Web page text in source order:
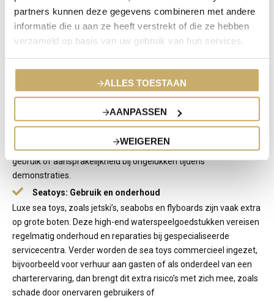
partners kunnen deze gegevens combineren met andere
informatie die u aan ze heeft verstrekt of die ze hebben
verzameld op basis van uw gebruik van hun services.
ALLES TOESTAAN
AANPASSEN
WEIGEREN
hiervoor zijn doorgaans aanzienlijk hoger dan bij standaard
boten. Denk aan dekking voor berging, transport en herstel door
gespecialiseerde vakmensen.
Demovaarten: inzet voor demonstraties en impact op
Sommige jachten, zoals Wajers, worden door de fabrikant of
hiervoor beschikbaar stellen, kunnen korting krijgen op de
echter extra risico’s met zich mee, zoals schade door intensiever
gebruik of aansprakelijkheid bij ongelukken tijdens
demonstraties.
Seatoys: Gebruik en onderhoud
Luxe sea toys, zoals jetski’s, seabobs en flyboards zijn vaak extra
op grote boten. Deze high-end waterspeelgoedstukken vereisen
regelmatig onderhoud en reparaties bij gespecialiseerde
servicecentra. Verder worden de sea toys commercieel ingezet,
bijvoorbeeld voor verhuur aan gasten of als onderdeel van een
charterervaring, dan brengt dit extra risico’s met zich mee, zoals
schade door onervaren gebruikers of